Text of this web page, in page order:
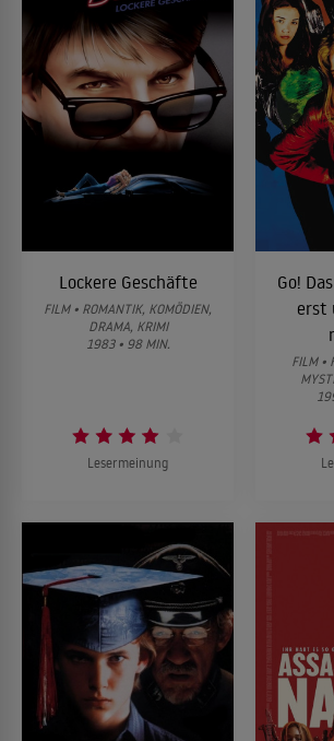
Lockere Geschäfte
FILM • ROMANTIK, KOMÖDIEN,
DRAMA, KRIMI
1983 • 98 MIN.
Lesermeinung
Go!
erst
FILM •